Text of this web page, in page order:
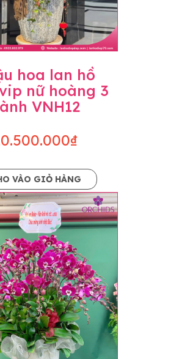
nên có thể sẽ
thời điểm hoa nở
khoảng 80-90%,
báo và tư vấn
với người
hoa lan hồ
nữ hoàng 3
VNH12
VÀO GIỎ HÀNG